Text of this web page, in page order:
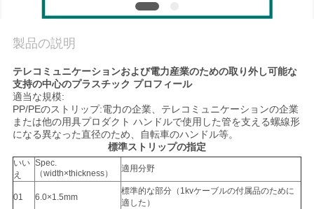
お
問
い
合
せ
製品の説明
テレコミュニケーションおよび電力産業のための取り外し可能な
支持の中心のプラスチック プロフィール
適当な規模:
PP/PEのストリップ:電力の企業、テレコミュニケーションの企業
または他の用具プロダクト ハンドルで使用した管を支える螺線形
になる異なった直径のため、自転車のハンドル等。
標準ストリップの指定
いい
え
Spec.
（width×thickness）
適用分野
01 6.0×1.5mm
標準的な部分（1kvケーブルの付属品のために
適した）